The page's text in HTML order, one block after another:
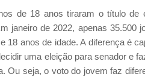
de 18 anos tiraram o título de
janeiro de 2022, apenas
anos de idade. A diferença é
uma eleição para senador e
Ou seja, o voto do jovem faz